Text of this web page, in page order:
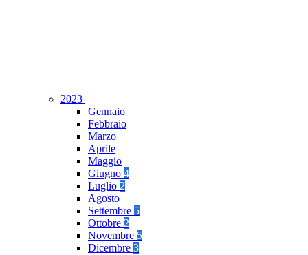
2023
Gennaio
Febbraio
Marzo
Aprile
Maggio
Giugno 4
Luglio 2
Agosto
Settembre 5
Ottobre 2
Novembre 5
Dicembre 3